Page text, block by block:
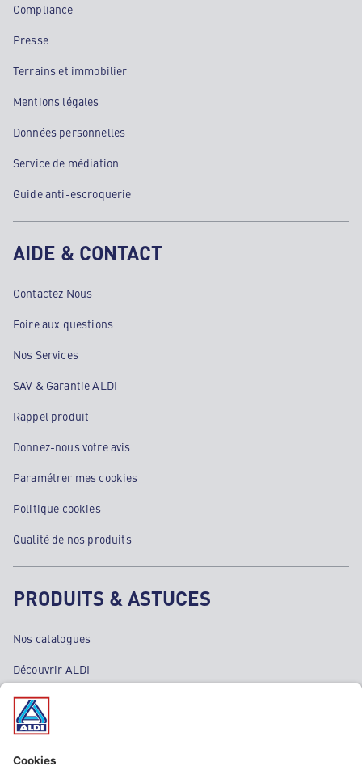
Compliance
Presse
Terrains et immobilier
Mentions légales
Données personnelles
Service de médiation
Guide anti-escroquerie
AIDE & CONTACT
Contactez Nous
Foire aux questions
Nos Services
SAV & Garantie ALDI
Rappel produit
Donnez-nous votre avis
Paramétrer mes cookies
Politique cookies
Qualité de nos produits
PRODUITS & ASTUCES
Nos catalogues
Découvrir ALDI
Nos bons plans
Nos rayons
Nos marques